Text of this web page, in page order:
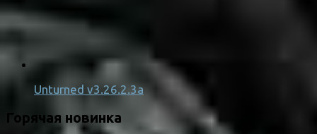
Unturned v3.26.2.3a
Горячая новинка